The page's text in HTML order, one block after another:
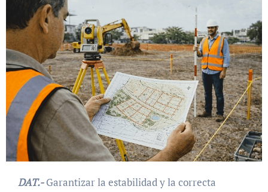
DAT.-Garantizar la estabilidad y la correcta